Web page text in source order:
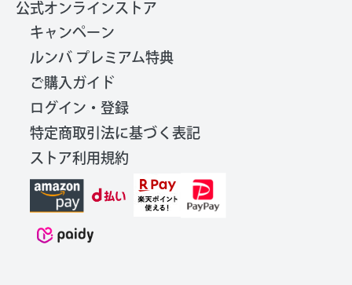
公式オンラインストア
キャンペーン
ルンバ プレミアム特典
ご購入ガイド
ログイン・登録
特定商取引法に基づく表記
ストア利用規約